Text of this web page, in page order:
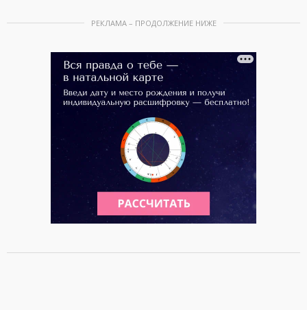
РЕКЛАМА – ПРОДОЛЖЕНИЕ НИЖЕ